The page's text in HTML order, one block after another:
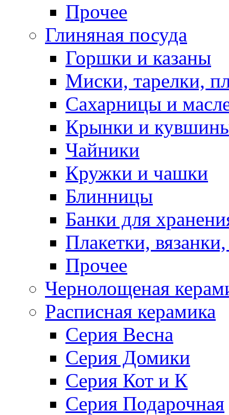
Прочее
Глиняная посуда
Горшки и казаны
Миски, тарелки,
Сахарницы и
Крынки и
Чайники
Кружки и чашки
Блинницы
Банки для
Плакетки,
Прочее
Чернолощеная
Расписная керамика
Серия Весна
Серия Домики
Серия Кот и К
Серия Подарочная